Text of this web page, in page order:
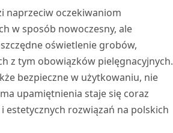
naprzeciw oczekiwaniom
w sposób nowoczesny, ale
oświetlenie grobów,
z tym obowiązków pielęgnacyjnych.
bezpieczne w użytkowaniu, nie
upamiętnienia staje się coraz
rozwiązań na polskich